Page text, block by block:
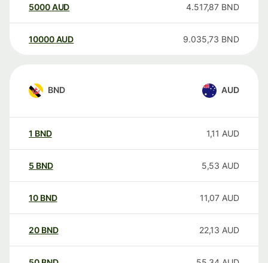
5000AUD 4.517,87 BND
10000 AUD 9.035,73 BND
BND AUD
1 BND 1,11 AUD
5 BND 5,53 AUD
10 BND 11,07 AUD
20 BND 22,13 AUD